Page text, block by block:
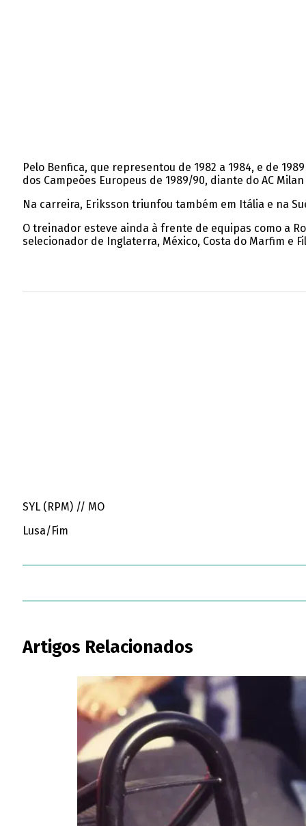
Pelo Benfica, que representou de 1982 a 1984, e de
dos Campeões Europeus de 1989/90, diante do AC Milan
Na carreira, Eriksson triunfou também em Itália e na
O treinador esteve ainda à frente de equipas como a
selecionador de Inglaterra, México, Costa do Marfim e
SYL (RPM) // MO
Lusa/Fim
Artigos Relacionados